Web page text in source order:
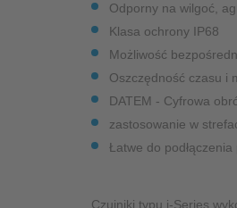
Odporny na wilgoć,
Klasa ochrony IP68
Możliwość
Oszczędność czasu i
DATEM - Cyfrowa
zastosowanie w
Łatwe do
Czujniki typu i-Series